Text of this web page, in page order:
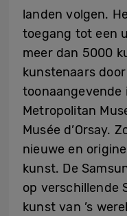
landen volgen.
toegang tot een
meer dan 5000
kunstenaars
toonaangevende
Metropolitan
Musée d’Orsay.
nieuwe en
kunst. De
op verschillende
kunst van ’s